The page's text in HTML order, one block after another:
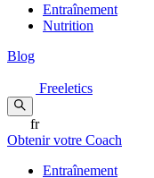
Entraînement
Nutrition
Blog
Freeletics
fr
Obtenir votre Coach
Entraînement